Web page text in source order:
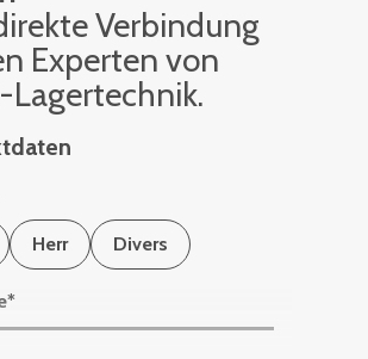
Ver­bin­dung
Ex­per­ten von
La­ger­tech­nik.
Herr Divers
*